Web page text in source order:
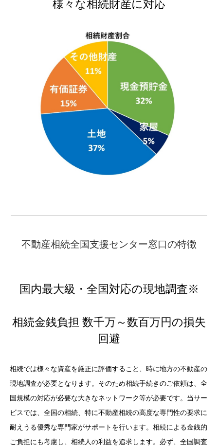
様々な相続財産に対応
不動産相続全国支援センター窓口の特徴
国内最大級・全国対応の現地調査※
相続金銭負担 数千万～数百万円の損失
回避
相続では様々な資産を厳正に評価すること、時に地方の不動産の
現地調査が必要となります。そのため相続手続きのご依頼は、全
国規模の対応が必要な大きなネットワーク等が必要です。当サー
ビスでは、全国の相続、特に不動産相続の高度な専門性の要求に
耐えうる優秀な専門家がサポートを行います。相続による金銭的
ご負担にも考慮し、相続人の利益を追求します。必ず、全国調査